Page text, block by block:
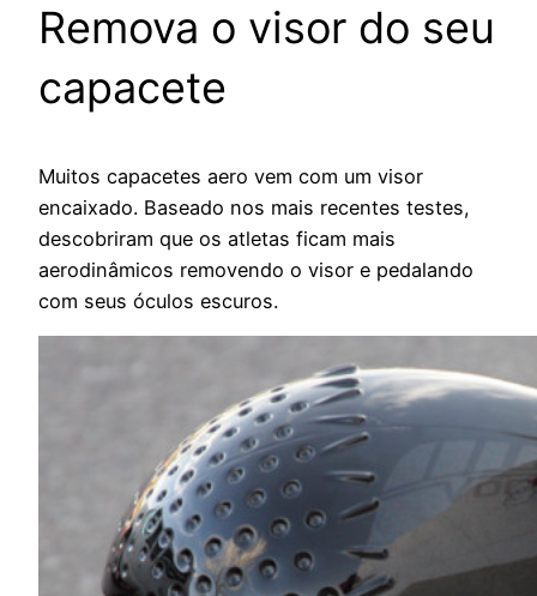
Remova o visor do seu
capacete
Muitos capacetes aero vem com um visor
encaixado. Baseado nos mais recentes testes,
descobriram que os atletas ficam mais
aerodinâmicos removendo o visor e pedalando
com seus óculos escuros.